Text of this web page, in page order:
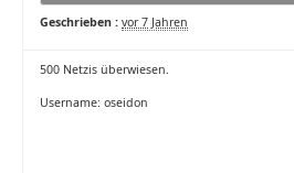
Geschrieben : vor 7 Jahren
500 Netzis überwiesen.
Username: oseidon